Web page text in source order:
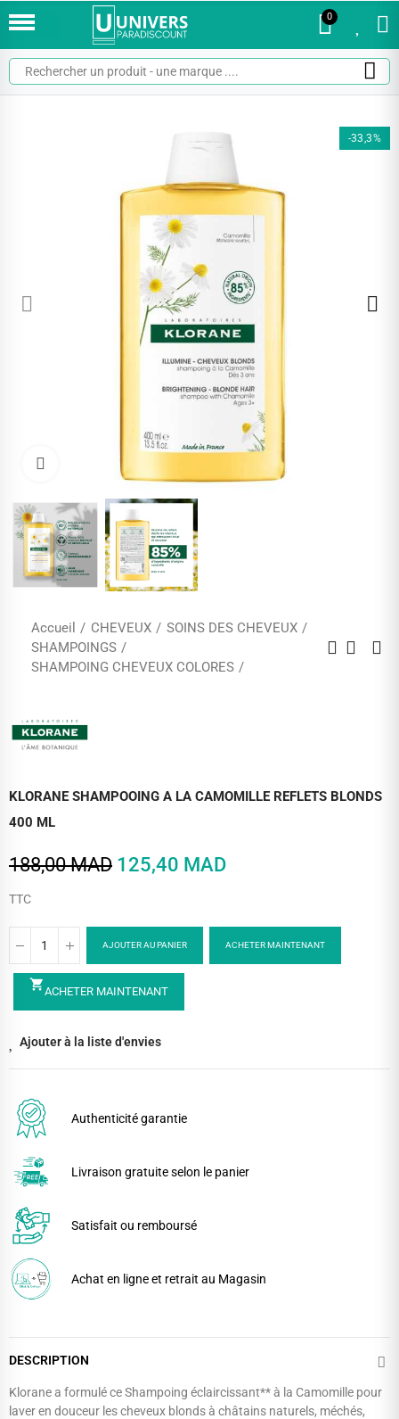
0
-33,3%
Cliquez pour agrandir
Accueil CHEVEUX
SOINS DES CHEVEUX
SHAMPOINGS
SHAMPOING CHEVEUX COLORES
KLORANE SHAMPOOING A LA CAMOMILLE REFLETS BLONDS
400 ML
188,00 MAD 125,40 MAD
TTC
AJOUTER AU PANIER ACHETER MAINTENANT
shopping_cartACHETER MAINTENANT
Ajouter à la liste d'envies
Authenticité garantie
Livraison gratuite selon le panier
Satisfait ou remboursé
Achat en ligne et retrait au Magasin
DESCRIPTION
Klorane a formulé ce Shampoing éclaircissant** à la Camomille pour
laver en douceur les cheveux blonds à châtains naturels, méchés,